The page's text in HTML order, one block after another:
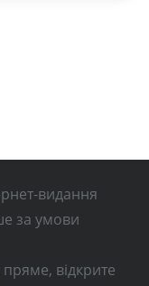
видання
за умови
відкрите